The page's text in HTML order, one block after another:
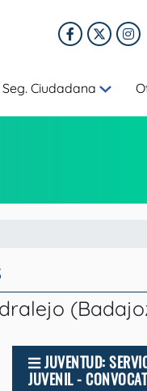
Seg. Ciudadana
JUVENTUD:
JUVENIL -